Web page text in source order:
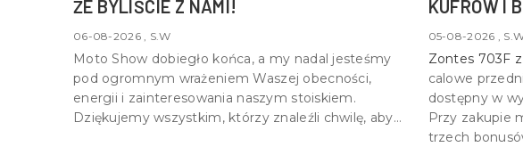
ŻE BYLIŚCIE Z NAMI!
06-08-2026 , S.W
Moto Show dobiegło końca, a my nadal jesteśmy
pod ogromnym wrażeniem Waszej obecności,
energii i zainteresowania naszym stoiskiem.
Dziękujemy wszystkim, którzy znaleźli chwilę, aby
KUFRÓW I
05-08-2026 ,
Zontes 703F
calowe
dostępny w
Przy zakupie
trzech